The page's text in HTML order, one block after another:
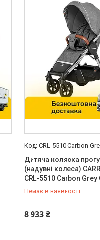
CRL-5510 Carbon
Дитяча коляска
(надувні колеса)
CRL-5510 Carbon Grey
Немає в наявності
8 933 ₴
0 (800) 33-98-35